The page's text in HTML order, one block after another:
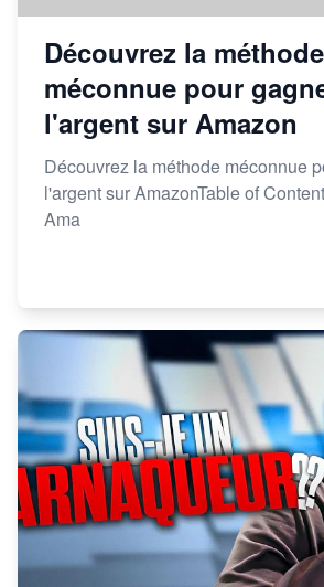
Découvrez la méthode
méconnue pour
l'argent sur Amazon
Découvrez la méthode méconnue
l'argent sur AmazonTable of
Ama